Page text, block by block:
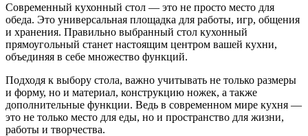
Современный кухонный стол — это не просто место для
обеда. Это универсальная площадка для работы, игр, общения
и хранения. Правильно выбранный стол кухонный
прямоугольный станет настоящим центром вашей кухни,
объединяя в себе множество функций.
Подходя к выбору стола, важно учитывать не только размеры
и форму, но и материал, конструкцию ножек, а также
дополнительные функции. Ведь в современном мире кухня —
это не только место для еды, но и пространство для жизни,
работы и творчества.